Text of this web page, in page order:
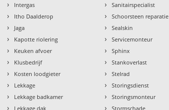
› Intergas
› Itho Daalderop
› Jaga
› Kapotte riolering
› Keuken afvoer
› Klusbedrijf
› Kosten loodgieter
› Lekkage
› Lekkage badkamer
› Lekkage dak
› Sanitairspecialist
› Schoorsteen reparatie
› Sealskin
› Servicemonteur
› Sphinx
› Stankoverlast
› Stelrad
› Storingsdienst
› Storingsmonteur
› Stormschade